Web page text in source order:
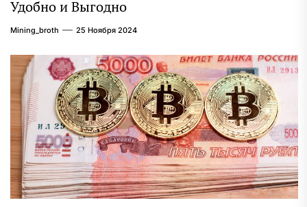
Удобно и Выгодно
Mining_broth 25 Ноября 2024